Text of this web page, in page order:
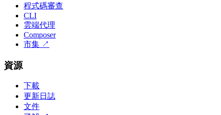
程式碼審查
CLI
雲端代理
Composer
市集 ↗
資源
下載
更新日誌
文件